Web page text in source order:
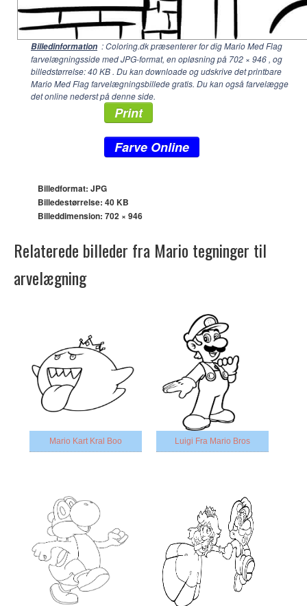
Billedinformation : Coloring.dk præsenterer for dig Mario Med Flag
farvelægningsside med JPG-format, en opløsning på 702 × 946 , og
billedstørrelse: 40 KB . Du kan downloade og udskrive det printbare
Mario Med Flag farvelægningsbillede gratis. Du kan også farvelægge
det online nederst på denne side.
Print
Farve Online
Billedformat: JPG
Billedestørrelse: 40 KB
Billeddimension: 702 × 946
Relaterede billeder fra Mario tegninger til
arvelægning
Mario Kart Kral Boo Luigi Fra Mario Bros